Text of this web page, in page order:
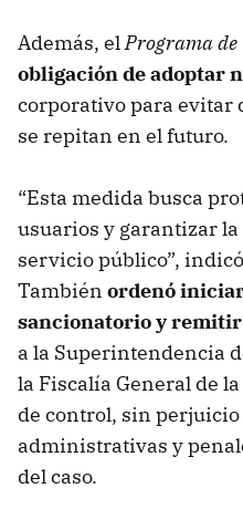
Además, elPrograma de
obligación de adoptar
corporativo para evitar
se repitan en el futuro.
“Esta medida busca
usuarios y garantizar
servicio público”,
También ordenó
sancionatorio y
a la Superintendencia
la Fiscalía General de
de control, sin perjuicio
administrativas y
del caso.